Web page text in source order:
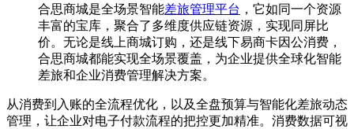
合思商城是全场景智能差旅管理平台 ，它如同一个资源
丰富的宝库，聚合了多维度供应链资源，实现同屏比
价。无论是线上商城订购，还是线下易商卡因公消费，
合思商城都能实现全场景覆盖，为企业提供全球化智能
差旅和企业消费管理解决方案。
从消费到入账的全流程优化，以及全盘预算与智能化差旅动态
管理，让企业对电子付款流程的把控更加精准。消费数据可视